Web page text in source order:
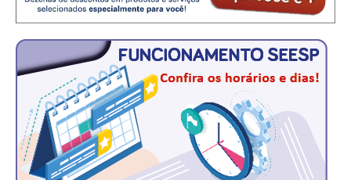
FOTOS
PUBLICAÇÕES
PUBLICIDADE
MANUAL DE REDAÇÃO
RELEASES